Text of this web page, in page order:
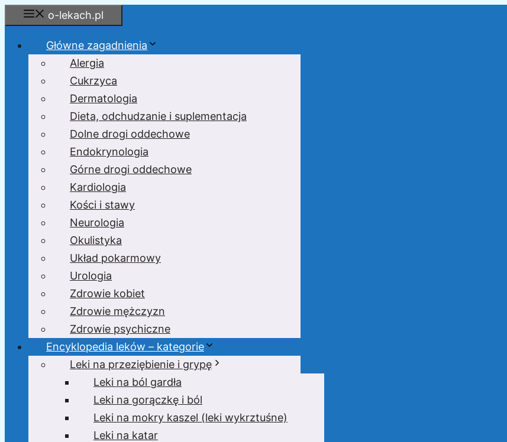
Przejdź
do
o-lekach.pl
Główne zagadnienia
Alergia
Cukrzyca
Dermatologia
Dieta, odchudzanie i suplementacja
Dolne drogi oddechowe
Endokrynologia
Górne drogi oddechowe
Kardiologia
Kości i stawy
Neurologia
Okulistyka
Układ pokarmowy
Urologia
Zdrowie kobiet
Zdrowie mężczyzn
Zdrowie psychiczne
Encyklopedia leków – kategorie
Leki na przeziębienie i grypę
Leki na ból gardła
Leki na gorączkę i ból
Leki na mokry kaszel (leki wykrztuśne)
Leki na katar